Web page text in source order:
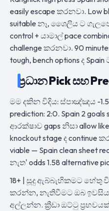
easily escape කරනවා. Low
suitable නෑ, ශෛලිය ට
control + යාමාල් pace
challenge කරනවා. 90
tough, bench options ද
ප්‍රධාන Pick සහ
මම දකින විදිය: ස්පාඤ්ඤය -1.5
prediction: 2:0. Spain 2
ආරක්ෂාව gaps නිසා allow
knockout stage ද
viable — Spain clean sheet
නැත' odds 1.58 alternative
18+ | සූදු ඇබ්බැහිකමට
කරන්න, නැතිවීමට ඔබ
අල්ලන්න. ක්‍රීඩා ඔට්ටු